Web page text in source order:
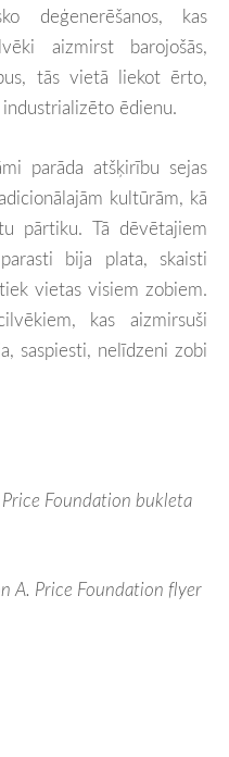
deģenerēšanos, kas
aizmirst barojošās,
tās vietā liekot ērto,
ēdienu.
parāda atšķirību sejas
kultūrām, kā
pārtiku. Tā dēvētajiem
bija plata, skaisti
vietas visiem zobiem.
kas aizmirsuši
saspiesti, nelīdzeni zobi
Foundation bukleta
A. Price Foundation flyer